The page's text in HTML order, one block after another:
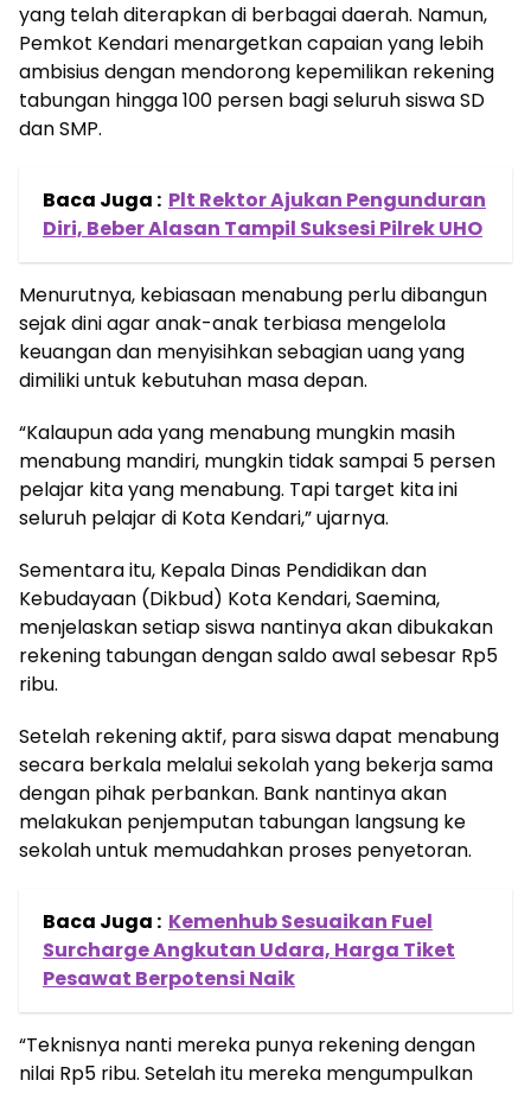
yang telah diterapkan di berbagai daerah. Namun,
Pemkot Kendari menargetkan capaian yang lebih
ambisius dengan mendorong kepemilikan rekening
tabungan hingga 100 persen bagi seluruh siswa SD
dan SMP.
Baca Juga : Plt Rektor Ajukan Pengunduran
Diri, Beber Alasan Tampil Suksesi Pilrek UHO
Menurutnya, kebiasaan menabung perlu dibangun
sejak dini agar anak-anak terbiasa mengelola
keuangan dan menyisihkan sebagian uang yang
dimiliki untuk kebutuhan masa depan.
“Kalaupun ada yang menabung mungkin masih
menabung mandiri, mungkin tidak sampai 5 persen
pelajar kita yang menabung. Tapi target kita ini
seluruh pelajar di Kota Kendari,” ujarnya.
Sementara itu, Kepala Dinas Pendidikan dan
Kebudayaan (Dikbud) Kota Kendari, Saemina,
menjelaskan setiap siswa nantinya akan dibukakan
rekening tabungan dengan saldo awal sebesar Rp5
ribu.
Setelah rekening aktif, para siswa dapat menabung
secara berkala melalui sekolah yang bekerja sama
dengan pihak perbankan. Bank nantinya akan
melakukan penjemputan tabungan langsung ke
sekolah untuk memudahkan proses penyetoran.
Baca Juga : Kemenhub Sesuaikan Fuel
Surcharge Angkutan Udara, Harga Tiket
Pesawat Berpotensi Naik
“Teknisnya nanti mereka punya rekening dengan
nilai Rp5 ribu. Setelah itu mereka mengumpulkan